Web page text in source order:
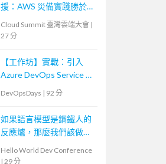
援：AWS 災備實踐勝於空
Cloud Summit 臺灣雲端大會 |
27 分
【工作坊】實戰：引入
Azure DevOps Service 的
團隊探險三部曲
DevOpsDays | 92 分
如果語言模型是鋼鐵人的
反應爐，那麼我們該做的
Hello World Dev Conference
| 29 分